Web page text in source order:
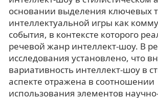
основании выделения ключевых
интеллектуальной игры как
события, в контексте которого
речевой жанр интеллект-шоу. В
исследования установлено, что
вариативность интеллект-шоу в
аспекте отражена в соотношении
использования элементов